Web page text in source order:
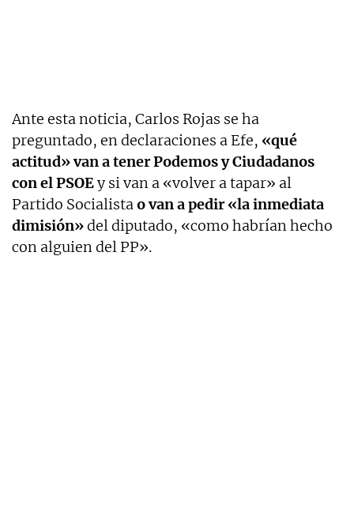
Ante esta noticia, Carlos Rojas se ha
preguntado, en declaraciones a Efe, «qué
actitud» van a tener Podemos y Ciudadanos
con el PSOEy si van a «volver a tapar» al
Partido Socialista o van a pedir «la inmediata
dimisión»del diputado, «como habrían hecho
con alguien del PP».